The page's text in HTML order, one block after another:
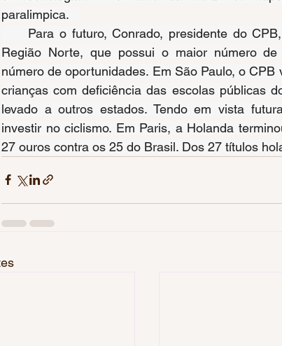
paralimpica.
Para o futuro, Conrado, presidente do CPB,
Região Norte, que possui o maior número
número de oportunidades. Em São Paulo, o
crianças com deficiência das escolas públicas
levado a outros estados. Tendo em vista
investir no ciclismo. Em Paris, a Holanda
27 ouros contra os 25 do Brasil. Dos 27 títulos